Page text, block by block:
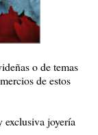
o de temas
de estos
exclusiva joyería